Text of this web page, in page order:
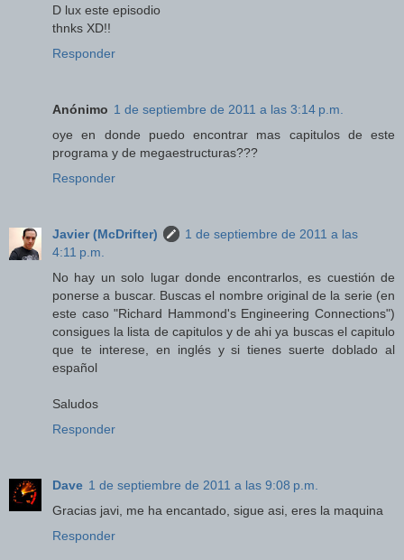
D lux este episodio
thnks XD!!
Responder
Anónimo 1 de septiembre de 2011 a las 3:14 p.m.
oye en donde puedo encontrar mas capitulos de este
programa y de megaestructuras???
Responder
Javier (McDrifter)
1 de septiembre de 2011 a las
4:11 p.m.
No hay un solo lugar donde encontrarlos, es cuestión de
ponerse a buscar. Buscas el nombre original de la serie (en
este caso "Richard Hammond's Engineering Connections")
consigues la lista de capitulos y de ahi ya buscas el capitulo
que te interese, en inglés y si tienes suerte doblado al
español
Saludos
Responder
Dave 1 de septiembre de 2011 a las 9:08 p.m.
Gracias javi, me ha encantado, sigue asi, eres la maquina
Responder